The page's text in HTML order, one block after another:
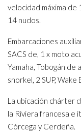
velocidad máxima de
14 nudos.
Embarcaciones
SACS de, 1 x moto
Yamaha, Tobogán de
snorkel, 2 SUP,
La ubicación chárter
la Riviera francesa e
Córcega y Cerdeña.